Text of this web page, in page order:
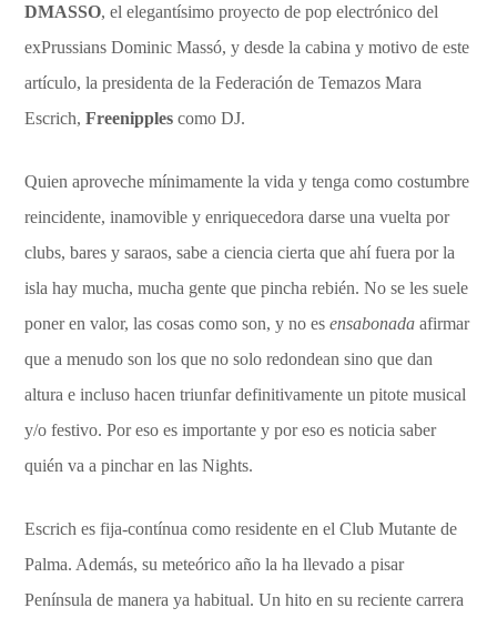
DMASSO, el elegantísimo proyecto de pop electrónico del
exPrussians Dominic Massó, y desde la cabina y motivo de este
artículo, la presidenta de la Federación de Temazos Mara
Escrich, Freenipplescomo DJ.
Quien aproveche mínimamente la vida y tenga como costumbre
reincidente, inamovible y enriquecedora darse una vuelta por
clubs, bares y saraos, sabe a ciencia cierta que ahí fuera por la
isla hay mucha, mucha gente que pincha rebién. No se les suele
poner en valor, las cosas como son, y no esensabonadaafirmar
que a menudo son los que no solo redondean sino que dan
altura e incluso hacen triunfar definitivamente un pitote musical
y/o festivo. Por eso es importante y por eso es noticia saber
quién va a pinchar en las Nights.
Escrich es fija-contínua como residente en el Club Mutante de
Palma. Además, su meteórico año la ha llevado a pisar
Península de manera ya habitual. Un hito en su reciente carrera